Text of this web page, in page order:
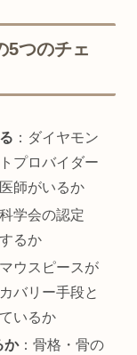
5つのチェ
：ダイヤモン
プロバイダー
師がいるか
学会の認定
るか
ウスピースが
バリー手段と
いるか
か：骨格・骨の